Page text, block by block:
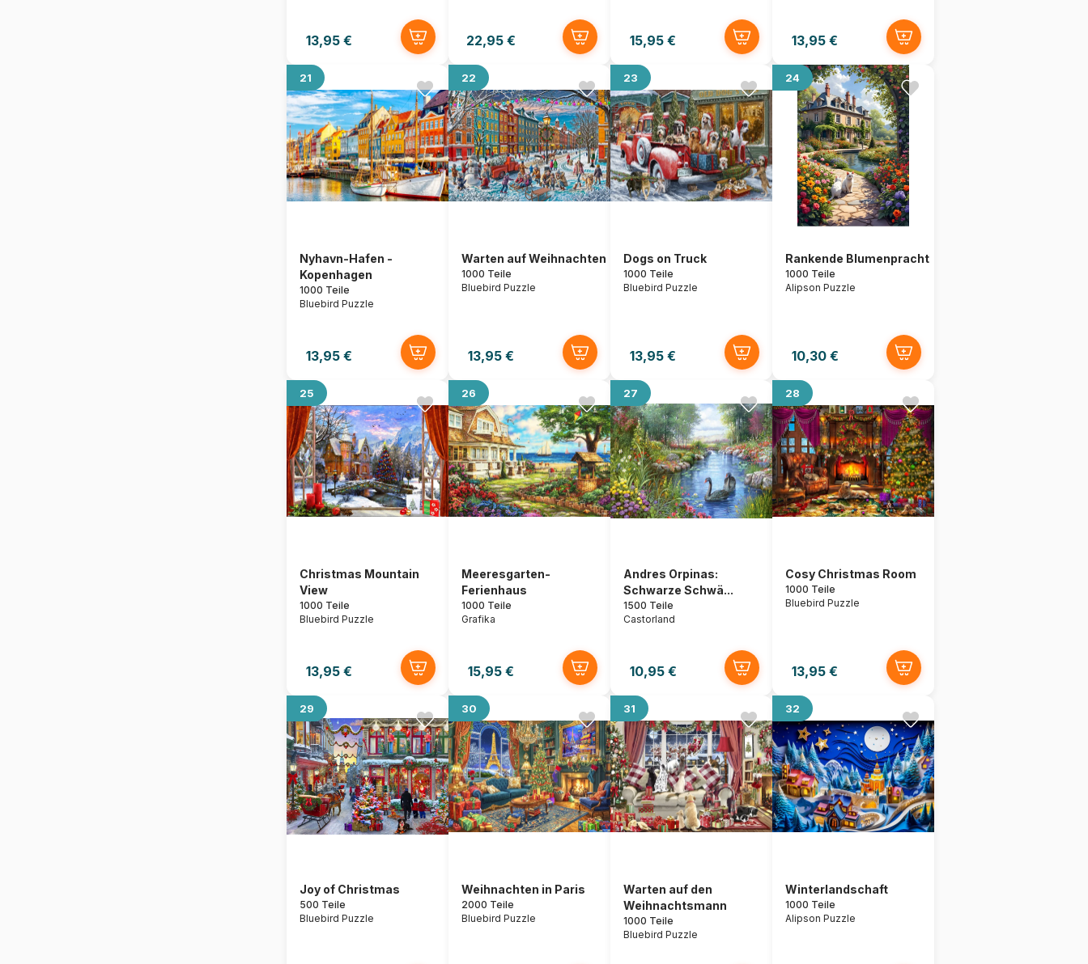
13,95 € 22,95 € 15,95 € 13,95 €
21
Nyhavn-Hafen -
Kopenhagen
1000 Teile
Bluebird Puzzle
13,95 €
22
Warten auf Weihnachten
1000 Teile
Bluebird Puzzle
13,95 €
23
Dogs on Truck
1000 Teile
Bluebird Puzzle
13,95 €
24
Rankende Blumenpracht
1000 Teile
Alipson Puzzle
10,30 €
25
Christmas Mountain
View
1000 Teile
Bluebird Puzzle
13,95 €
26
Meeresgarten-
Ferienhaus
1000 Teile
Grafika
15,95 €
27
Andres Orpinas:
Schwarze Schwä...
1500 Teile
Castorland
10,95 €
28
Cosy Christmas Room
1000 Teile
Bluebird Puzzle
13,95 €
29
Joy of Christmas
500 Teile
Bluebird Puzzle
30
Weihnachten in Paris
2000 Teile
Bluebird Puzzle
31
Warten auf den
Weihnachtsmann
1000 Teile
Bluebird Puzzle
32
Winterlandschaft
1000 Teile
Alipson Puzzle